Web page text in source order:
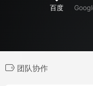
百度
团队协作